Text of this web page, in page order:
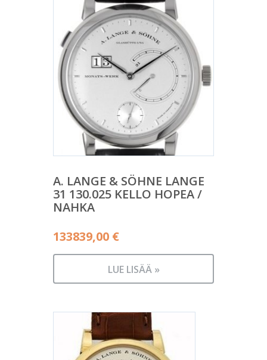
A. LANGE & SÖHNE LANGE
31 130.025 KELLO HOPEA /
NAHKA
133839,00 €
LUE LISÄÄ »